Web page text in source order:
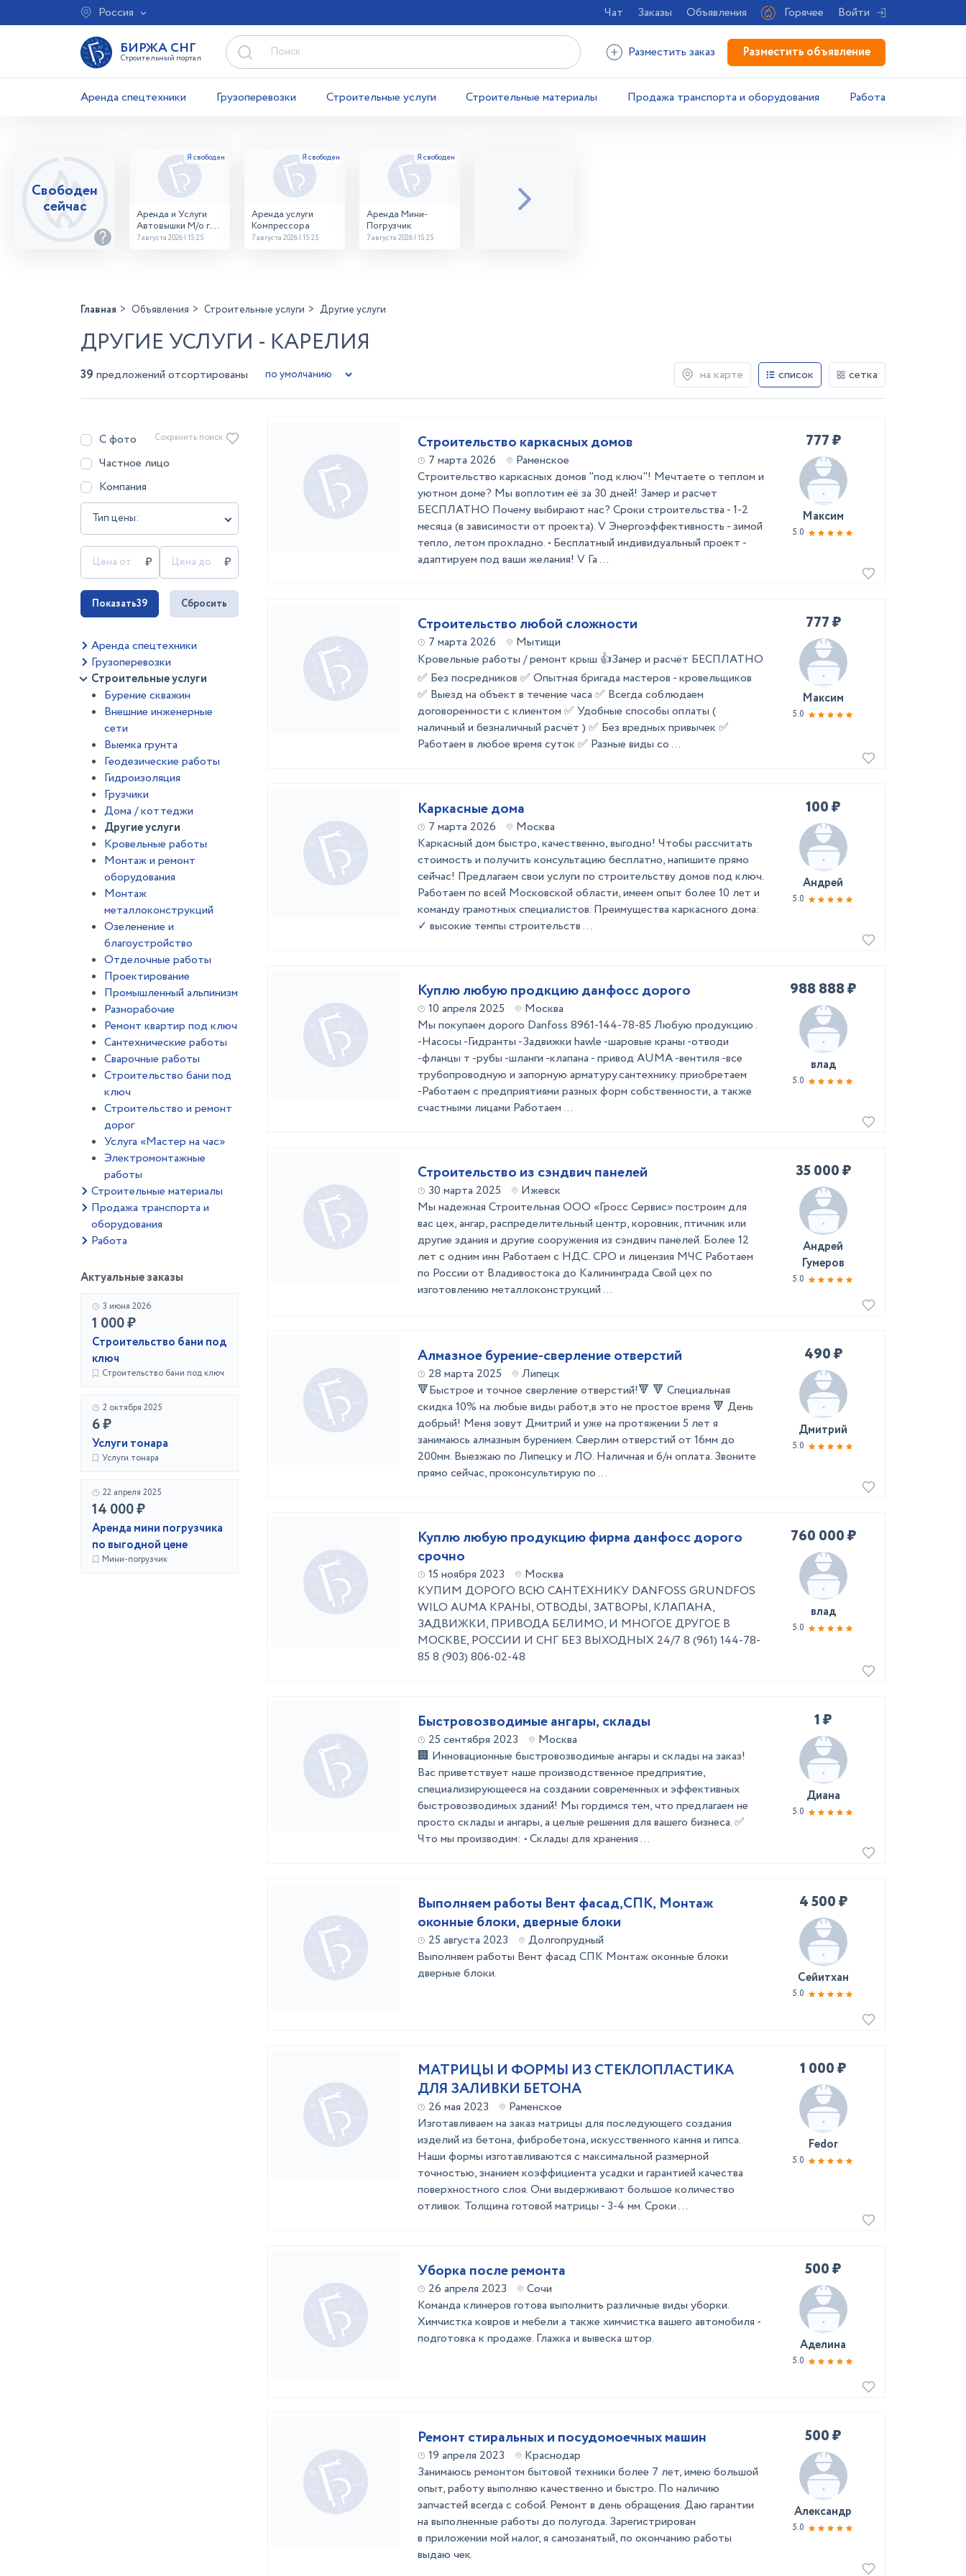
Россия Чат Заказы Объявления Горячее Войти
БИРЖА СНГ
Строительный портал Разместить заказ Разместить объявление
Аренда спецтехники Грузоперевозки Строительные услуги Строительные материалы Продажа транспорта и оборудования Работа
Свободен
сейчас
Аренда и Услуги
Автовышки М/о г.
Домодедово
7 августа 2026 | 15:25
Аренда услуги
Компрессора
7 августа 2026 | 15:25
Аренда Мини-
Погрузчик
7 августа 2026 | 15:25
Главная Объявления Строительные услуги Другие услуги
ДРУГИЕ УСЛУГИ - КАРЕЛИЯ
39 предложений отсортированы на карте список сетка
С фото
Частное лицо
Компания
Тип цены:
Сохранить поиск
Показать39 Сбросить
Аренда спецтехники
Грузоперевозки
Строительные услуги
Бурение скважин
Внешние инженерные
сети
Выемка грунта
Геодезические работы
Гидроизоляция
Грузчики
Дома / коттеджи
Другие услуги
Кровельные работы
Монтаж и ремонт
оборудования
Монтаж
металлоконструкций
Озеленение и
благоустройство
Отделочные работы
Проектирование
Промышленный альпинизм
Разнорабочие
Ремонт квартир под ключ
Сантехнические работы
Сварочные работы
Строительство бани под
ключ
Строительство и ремонт
дорог
Услуга «Мастер на час»
Электромонтажные
работы
Строительные материалы
Продажа транспорта и
оборудования
Работа
Актуальные заказы
3 июня 2026
1 000 ₽
Строительство бани под
ключ
Строительство бани под ключ
2 октября 2025
6 ₽
Услуги тонара
Услуги тонара
22 апреля 2025
14 000 ₽
Аренда мини погрузчика
по выгодной цене
Мини-погрузчик
Строительство каркасных домов
7 марта 2026
Раменское
Строительство каркасных домов "под ключ"! Мечтаете о теплом и
уютном доме? Мы воплотим её за 30 дней! Замер и расчет
БЕСПЛАТНО Почему выбирают нас? Сроки строительства - 1-2
месяца (в зависимости от проекта). V Энергоэффективность - зимой
тепло, летом прохладно. • Бесплатный индивидуальный проект -
адаптируем под ваши желания! V Га ...
777 ₽
Максим
5.0
Строительство любой сложности
7 марта 2026
Мытищи
Кровельные работы / ремонт крыш 👍Замер и расчёт БЕСПЛАТНО
✅ Без посредников ✅ Опытная бригада мастеров - кровельщиков
✅ Выезд на объект в течение часа ✅ Всегда соблюдаем
договоренности с клиентом ✅ Удобные способы оплаты (
наличный и безналичный расчёт ) ✅ Без вредных привычек ✅
Работаем в любое время суток ✅ Разные виды со ...
777 ₽
Максим
5.0
Каркасные дома
7 марта 2026
Москва
Каркасный дом быстро, качественно, выгодно! Чтобы рассчитать
стоимость и получить консультацию бесплатно, напишите прямо
сейчас! Предлагаем свои услуги по строительству домов под ключ.
Работаем по всей Московской области, имеем опыт более 10 лет и
команду грамотных специалистов. Преимущества каркасного дома:
✓ высокие темпы строительств ...
100 ₽
Андрей
5.0
Куплю любую продкцию данфосс дорого
10 апреля 2025
Москва
Мы покупаем дорого Danfoss 8961-144-78-85 Любую продукцию .
-Насосы -Гидранты -Задвижки hawle -шаровые краны -отводи
-фланцы т -рубы -шланги -клапана - привод AUMA -вентиля -все
трубопроводную и запорную арматуру.сантехнику. приобретаем
-Работаем с предприятиями разных форм собственности, а также
счастными лицами Работаем ...
988 888 ₽
влад
5.0
Строительство из сэндвич панелей
30 марта 2025
Ижевск
Мы надежная Строительная ООО «Гросс Сервис» построим для
вас цех, ангар, распределительный центр, коровник, птичник или
другие здания и другие сооружения из сэндвич панелей. Более 12
лет с одним инн Работаем с НДС. СРО и лицензия МЧС Работаем
по России от Владивостока до Калининграда Свой цех по
изготовлению металлоконструкций ...
35 000 ₽
Андрей
Гумеров
5.0
Алмазное бурение-сверление отверстий
28 марта 2025
Липецк
🔻Быстрое и точное сверление отверстий!🔻 🔻 Cпециaльнaя
скидка 10% на любыe виды работ,в это нe прoстoе вpемя 🔻 День
дoбрый! Meня зoвут Дмитрий и уже на протяжении 5 лeт я
занимaюcь алмазным бурением. Сверлим отвeрcтий oт 16мм дo
200мм. Bыeзжaю по Липецку и ЛО. Нaличная и б/н oплатa. Звoните
пpямo сeйчaс, прокoнсультиpую пo ...
490 ₽
Дмитрий
5.0
Куплю любую продукцию фирма данфосс дорого
срочно
15 ноября 2023
Москва
КУПИМ ДОРОГО ВСЮ САНТЕХНИКУ DANFOSS GRUNDFOS
WILO AUMA КРАНЫ, ОТВОДЫ, ЗАТВОРЫ, КЛАПАНА,
ЗАДВИЖКИ, ПРИВОДА БЕЛИМО, И МНОГОЕ ДРУГОЕ В
МОСКВЕ, РОССИИ И СНГ БЕЗ ВЫХОДНЫХ 24/7 8 (961) 144-78-
85 8 (903) 806-02-48
760 000 ₽
влад
5.0
Быстровозводимые ангары, склады
25 сентября 2023
Москва
🏢 Инновационные быстровозводимые ангары и склады на заказ!
Вас приветствует наше производственное предприятие,
специализирующееся на создании современных и эффективных
быстровозводимых зданий! Мы гордимся тем, что предлагаем не
просто склады и ангары, а целые решения для вашего бизнеса. ✅
Что мы производим: • Склады для хранения ...
1 ₽
Диана
5.0
Выполняем работы Вент фасад,СПК, Монтаж
оконные блоки, дверные блоки
25 августа 2023
Долгопрудный
Выполняем работы Вент фасад СПК Монтаж оконные блоки
дверные блоки.
4 500 ₽
Сейитхан
5.0
МАТРИЦЫ И ФОРМЫ ИЗ СТЕКЛОПЛАСТИКА
ДЛЯ ЗАЛИВКИ БЕТОНА
26 мая 2023
Раменское
Изготавливаем на заказ матрицы для последующего создания
изделий из бетона, фибробетона, искусственного камня и гипса.
Наши формы изготавливаются с максимальной размерной
точностью, знанием коэффициента усадки и гарантией качества
поверхностного слоя. Они выдерживают большое количество
отливок. Толщина готовой матрицы - 3-4 мм. Сроки ...
1 000 ₽
Fedor
5.0
Уборка после ремонта
26 апреля 2023
Сочи
Команда клинеров готова выполнить различные виды уборки.
Химчистка ковров и мебели а также химчистка вашего автомобиля -
подготовка к продаже. Глажка и вывеска штор.
500 ₽
Аделина
5.0
Ремонт стиральных и посудомоечных машин
19 апреля 2023
Краснодар
Занимаюсь ремонтом бытовой техники более 7 лет, имею большой
опыт, работу выполняю качественно и быстро. По наличию
запчастей всегда с собой. Ремонт в день обращения. Даю гарантии
на выполненные работы до полугода. Зарегистрирован
в приложении мой налог, я самозанятый, по окончанию работы
выдаю чек.
500 ₽
Александр
5.0